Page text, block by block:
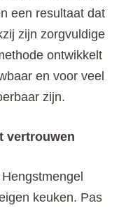
een resultaat dat
zijn zorgvuldige
ontwikkelt
en voor veel
zijn.
vertrouwen
keuken. Pas